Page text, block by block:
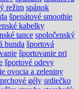
režim spánok
špenátové smoothie
kabelky
tance spoločenský
bunda športová
športovanie pri
športové odevy
ovocia a zeleniny
gély srdiečko